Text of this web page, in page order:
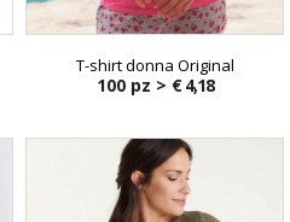
T-shirt donna Original
100 pz > € 4,18